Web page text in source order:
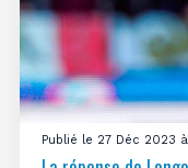
Publié le 27 Déc 2023